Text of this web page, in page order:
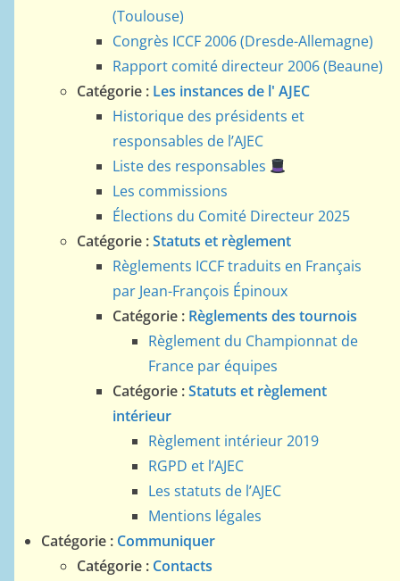
(Toulouse)
Congrès ICCF 2006 (Dresde-Allemagne)
Rapport comité directeur 2006 (Beaune)
Catégorie : Les instances de l' AJEC
Historique des présidents et
responsables de l’AJEC
Liste des responsables
Les commissions
Élections du Comité Directeur 2025
Catégorie :Statuts et règlement
Règlements ICCF traduits en Français
par Jean-François Épinoux
Catégorie : Règlements des tournois
Règlement du Championnat de
France par équipes
Catégorie :Statuts et règlement
intérieur
Règlement intérieur 2019
RGPD et l’AJEC
Les statuts de l’AJEC
Mentions légales
Catégorie : Communiquer
Catégorie : Contacts